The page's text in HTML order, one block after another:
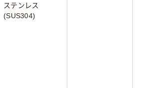
ステンレス
(SUS304)